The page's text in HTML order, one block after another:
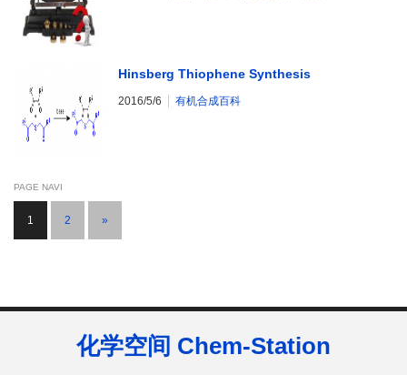
Hinsberg Thiophene Synthesis
2016/5/6 有机合成百科
PAGE NAVI
1 2 »
化学空间 Chem-Station